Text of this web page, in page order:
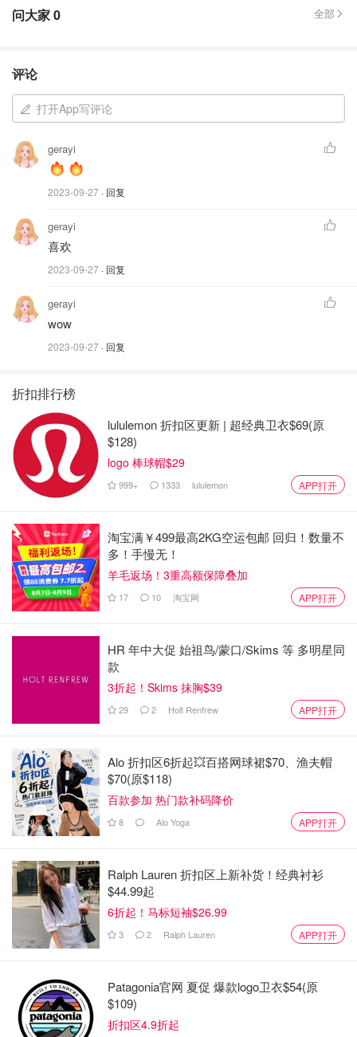
问大家0 全部
评论
打开App写评论
gerayi
2023-09-27 · 回复
gerayi
喜欢
2023-09-27 · 回复
gerayi
wow
2023-09-27 · 回复
折扣排行榜
lululemon 折扣区更新 | 超经典卫衣$69(原
$128)
logo 棒球帽$29
999+ 1333 lululemon APP打开
淘宝满￥499最高2KG空运包邮 回归！数量不
多！手慢无！
羊毛返场！3重高额保障叠加
17 10 淘宝网 APP打开
HR 年中大促 始祖鸟/蒙口/Skims 等 多明星同
款
3折起！Skims 抹胸$39
29 2 Holt Renfrew APP打开
Alo 折扣区6折起💥百搭网球裙$70、渔夫帽
$70(原$118)
百款参加 热门款补码降价
8 Alo Yoga APP打开
Ralph Lauren 折扣区上新补货！经典衬衫
$44.99起
6折起！马标短袖$26.99
3 2 Ralph Lauren APP打开
Patagonia官网 夏促 爆款logo卫衣$54(原
$109)
折扣区4.9折起